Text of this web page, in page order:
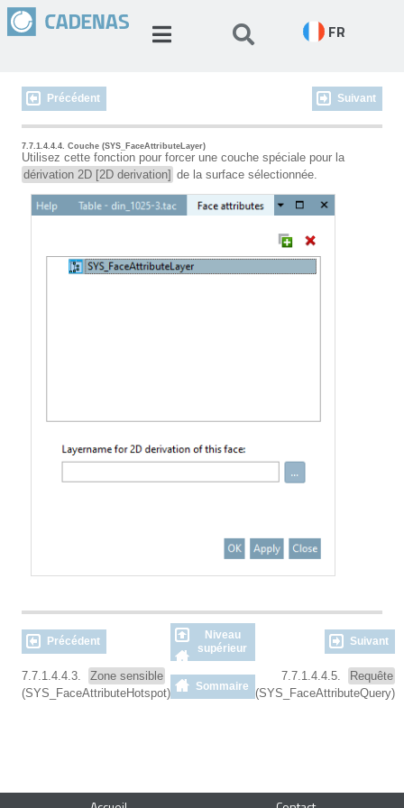
FR
Précédent Suivant
7.7.1.4.4.4. Couche (SYS_FaceAttributeLayer)
Utilisez cette fonction pour forcer une couche spéciale pour la
dérivation 2D [2D derivation] de la surface sélectionnée.
Précédent
Niveau
supérieur
Suivant
7.7.1.4.4.3.
Zone sensible
(SYS_FaceAttributeHotspot)
Sommaire
7.7.1.4.4.5.
Requête
(SYS_FaceAttributeQuery)